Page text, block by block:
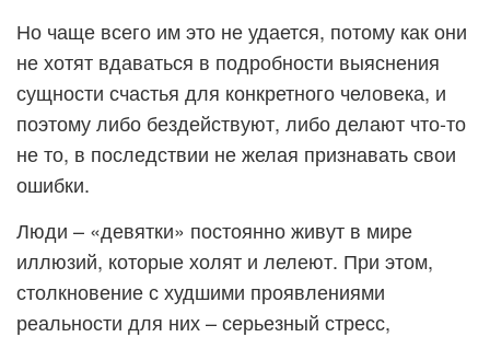
Но чаще всего им это не удается, потому как они
не хотят вдаваться в подробности выяснения
сущности счастья для конкретного человека, и
поэтому либо бездействуют, либо делают что-то
не то, в последствии не желая признавать свои
ошибки.
Люди – «девятки» постоянно живут в мире
иллюзий, которые холят и лелеют. При этом,
столкновение с худшими проявлениями
реальности для них – серьезный стресс,